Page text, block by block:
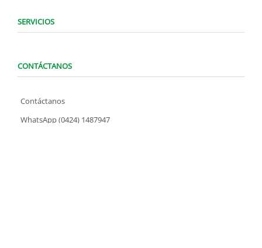
SERVICIOS
CONTÁCTANOS
Contáctanos
WhatsApp (0424) 1487947